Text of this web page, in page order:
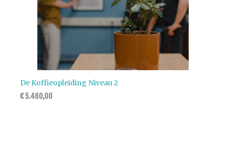
De Koffieopleiding Niveau 2
€5.460,00